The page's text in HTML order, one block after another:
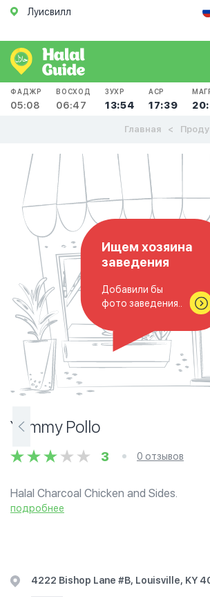
Луисвилл
ФАДЖР
05:08
ВОСХОД
06:47
ЗУХР
13:54
АСР
17:39
Главная
Ищем хозяина
заведения
Добавили бы
фото заведения..
Yummy Pollo
3 0 отзывов
Halal Charcoal Chicken and Sides.
подробнее
4222 Bishop Lane #B, Louisville, KY